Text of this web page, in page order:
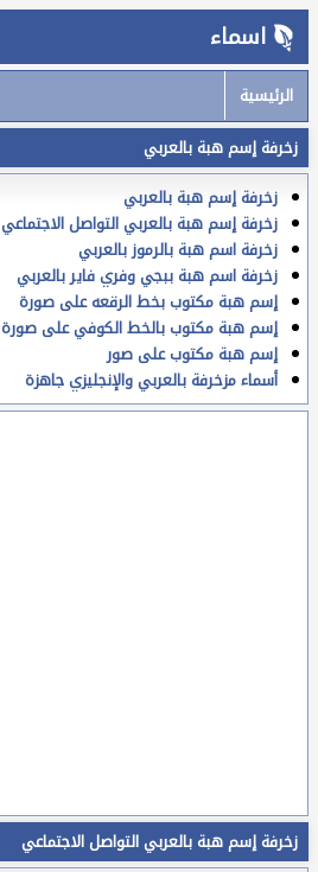
اسماء
الرئيسية
زخرفة إسم هبة بالعربي
زخرفة إسم هبة بالعربي
زخرفة إسم هبة بالعربي التواصل الاجتماعي
زخرفة اسم هبة بالرموز بالعربي
زخرفة اسم هبة ببجي وفري فاير بالعربي
إسم هبة مكتوب بخط الرقعه على صورة
إسم هبة مكتوب بالخط الكوفي على صورة
إسم هبة مكتوب على صور
أسماء مزخرفة بالعربي والإنجليزي جاهزة
زخرفة إسم هبة بالعربي التواصل الاجتماعي